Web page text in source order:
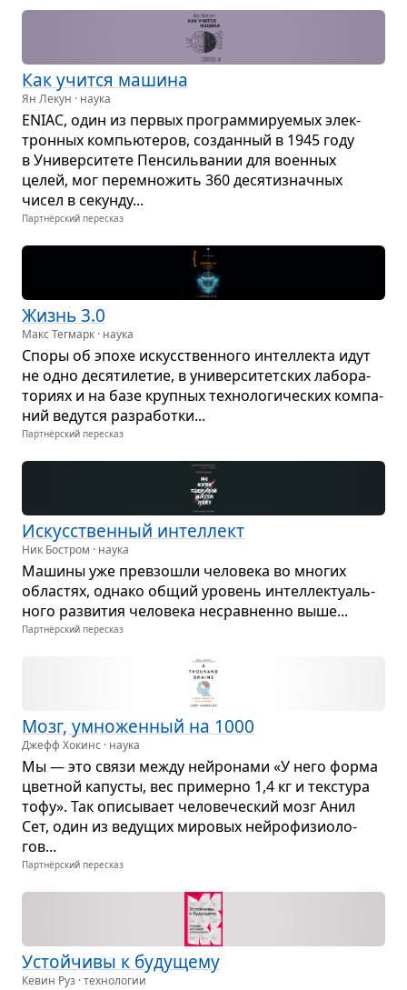
Как учится машина
Ян Лекун · наука
ENIAC, один из пер­вых про­грам­ми­ру­е­мых элек­
трон­ных ком­пью­те­ров, создан­ный в 1945 году
в Уни­вер­си­тете Пен­силь­ва­нии для воен­ных
целей, мог пере­мно­жить 360 деся­ти­знач­ных
чисел в секунду...
Партнёрский пересказ
Жизнь 3.0
Макс Тегмарк · наука
Споры об эпохе искус­ствен­ного интел­лекта идут
не одно деся­ти­ле­тие, в уни­вер­си­тет­ских лабо­ра­
то­риях и на базе круп­ных тех­но­ло­ги­че­ских ком­па­
ний ведутся раз­ра­ботки...
Партнёрский пересказ
Искус­ствен­ный интел­лект
Ник Бостром · наука
Машины уже пре­взо­шли чело­века во мно­гих
обла­стях, однако общий уро­вень интел­лек­ту­аль­
ного раз­ви­тия чело­века несрав­ненно выше...
Партнёрский пересказ
Мозг, умно­жен­ный на 1000
Джефф Хокинс · наука
Мы — это связи между нейро­нами «У него форма
цвет­ной капу­сты, вес при­мерно 1,4 кг и тек­стура
тофу». Так опи­сы­вает чело­ве­че­ский мозг Анил
Сет, один из веду­щих миро­вых нейро­фи­зио­ло­
гов...
Партнёрский пересказ
Устой­чивы к буду­щему
Кевин Руз · технологии